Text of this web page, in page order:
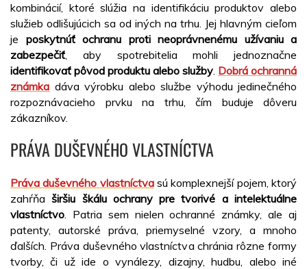
kombinácií, ktoré slúžia na identifikáciu produktov alebo
služieb odlišujúcich sa od iných na trhu. Jej hlavným cieľom
je poskytnúť ochranu proti neoprávnenému užívaniu a
zabezpečiť, aby spotrebitelia mohli jednoznačne
identifikovať pôvod produktu alebo služby. Dobrá ochranná
známka dáva výrobku alebo službe výhodu jedinečného
rozpoznávacieho prvku na trhu, čím buduje dôveru
zákazníkov.
PRÁVA DUŠEVNÉHO VLASTNÍCTVA
Práva duševného vlastníctvasú komplexnejší pojem, ktorý
zahŕňaširšiu škálu ochrany pre tvorivé a intelektuálne
vlastníctvo . Patria sem nielen ochranné známky, ale aj
patenty, autorské práva, priemyselné vzory, a mnoho
ďalších. Práva duševného vlastníctva chránia rôzne formy
tvorby, či už ide o vynálezy, dizajny, hudbu, alebo iné